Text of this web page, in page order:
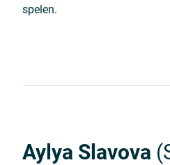
spelen.
Aylya Slavova